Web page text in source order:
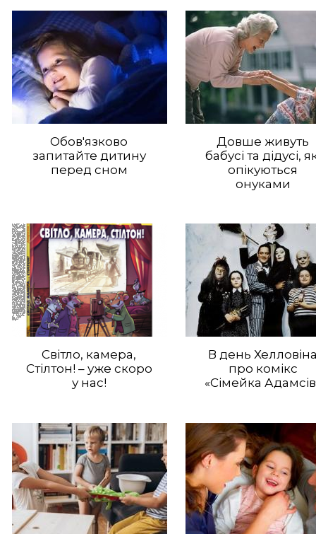
Обов'язково
запитайте дитину
перед сном
Довше живуть
бабусі та дідусі,
опікуються
онуками
Світло, камера,
Стілтон! – уже скоро
у нас!
В день
про комікс
«Сімейка